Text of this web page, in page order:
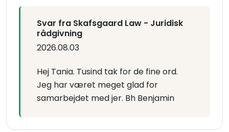
Svar fra Skafsgaard Law - Juridisk
rådgivning
2026.08.03
Hej Tania. Tusind tak for de fine ord.
Jeg har været meget glad for
samarbejdet med jer. Bh Benjamin